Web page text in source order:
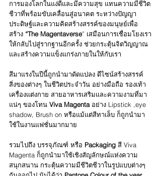
การมองโลกในแง่ดีและมีความสุข แทนความมีชีวิต
ชีวาที่พร้อมขับเคลื่อนสู่อนาคต ระหว่างปัญญา
ประดิษฐ์และความคิดสร้างสรรค์ของมนุษย์เพื่อ
สร้าง “The Magentaverse” เสมือนการเชื่อมโยงเรา
ให้กลับไปสู่รากฐานอีกครั้ง ช่วยกระตุ้นจิตวิญญาณ
และสร้างความแข็งแกร่งภายในให้กับเรา
สีมาแรงในปีนี้ถูกนำมาดัดแปลง ดีไซน์สร้างสรรค์
สิ่งของต่างๆ ในชีวิตประจำวัน อย่างมือถือ รองเท้า
เครื่องแต่งกาย สายอาหารเสริมและความงามที่มา
แน่ๆ ของโทน Viva Magenta อย่าง Lipstick ,eye
shadow, Brush on หรือแม้แต่สีทาเล็บ ก็ถูกนำมา
ใช้ในงานแฟชั่นมากมาย
รวมไปถึง บรรจุภัณฑ์ หรือ Packaging สี Viva
Magenta ก็ถูกนำมาใช้เชิงสัญลักษณ์แห่งความ
สนุกสนาน กระตุ้นความมีชีวิตชีวาในรูปแบบต่างๆ